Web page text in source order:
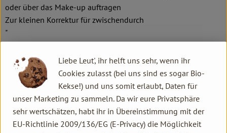
oder über das Make-up auftragen
Zur kleinen Korrektur für zwischendurch
"
an der Spitze sichtbar wird.
Wasser, Alkohol, Auszug aus Karotte, Mandelöl, Avocadoöl,
Glycerin, Glimmer, Fettalkohole, Jojobaöl, Macadamianussöl,
Sheabutter, Auszüge aus Ringelblume und Wundklee,
Ätherische Öle, Bentonit, Fettalkohole (sulfatiert), Xanthan,
Liebe Leut', ihr helft uns sehr, wenn ihr
Cookies zulasst (bei uns sind es sogar Bio-
Kekse!) und uns somit erlaubt, Daten für
unser Marketing zu sammeln. Da wir eure Privatsphäre
sehr wertschätzen, habt ihr in Übereinstimmung mit der
EU-Richtlinie 2009/136/EG (E-Privacy) die Möglichkeit